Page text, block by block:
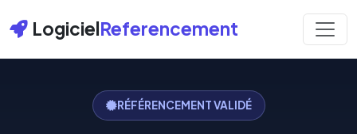
LogicielReferencement
RÉFÉRENCEMENT VALIDÉ